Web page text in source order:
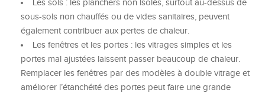
Les sols : les planchers non isolés, surtout au-dessus de
sous-sols non chauffés ou de vides sanitaires, peuvent
également contribuer aux pertes de chaleur.
Les fenêtres et les portes : les vitrages simples et les
portes mal ajustées laissent passer beaucoup de chaleur.
Remplacer les fenêtres par des modèles à double vitrage et
améliorer l’étanchéité des portes peut faire une grande